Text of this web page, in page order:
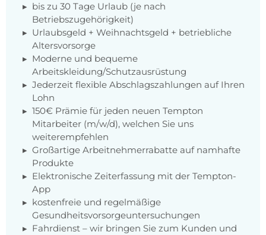
bis zu 30 Tage Urlaub (je nach
Betriebszugehörigkeit)
Urlaubsgeld + Weihnachtsgeld + betriebliche
Altersvorsorge
Moderne und bequeme
Arbeitskleidung/Schutzausrüstung
Jederzeit flexible Abschlagszahlungen auf Ihren
Lohn
150€ Prämie für jeden neuen Tempton
Mitarbeiter (m/w/d), welchen Sie uns
weiterempfehlen
Großartige Arbeitnehmerrabatte auf namhafte
Produkte
Elektronische Zeiterfassung mit der Tempton-
App
kostenfreie und regelmäßige
Gesundheitsvorsorgeuntersuchungen
Fahrdienst – wir bringen Sie zum Kunden und